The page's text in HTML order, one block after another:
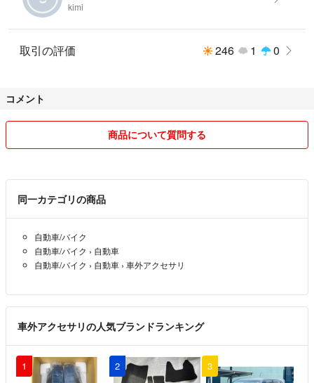
#US
#タイヤデカール
#デカール
#カスタムカー
#グッドイヤー
#ホワイトレターステッカー
#タイヤステッカー
#スポーツカー
#タイヤレター
#ドリ車
#ギャルソン
#走り屋
#車高短
#DAD
kimi
取引の評価 246 1 0
コメント
商品について質問する
同一カテゴリの商品
自動車/バイク
自動車/バイク › 自動車
自動車/バイク › 自動車 › 車外アクセサリ
車外アクセサリの人気ブランドランキング
1 2 3